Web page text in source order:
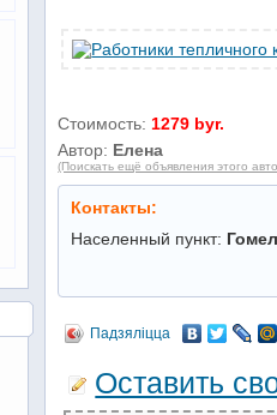
Стоимость: 1279 byr.
Автор: Елена
(Поискать ещё объявления этого
Контакты:
Населенный пункт:
Падзяліцца
Оставить